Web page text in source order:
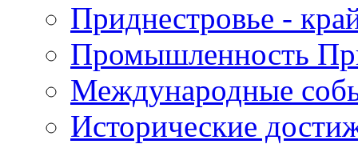
Приднестровье -
Промышленность
Международные
Исторические